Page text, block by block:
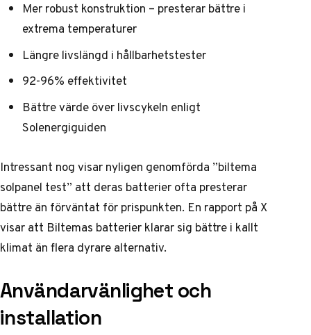
Mer robust konstruktion – presterar bättre i
extrema temperaturer
Längre livslängd i hållbarhetstester
92-96% effektivitet
Bättre värde över livscykeln enligt
Solenergiguiden
Intressant nog visar nyligen genomförda ”biltema
solpanel test” att deras batterier ofta presterar
bättre än förväntat för prispunkten. En rapport på X
visar att Biltemas batterier klarar sig bättre i kallt
klimat än flera dyrare alternativ.
Användarvänlighet och
installation